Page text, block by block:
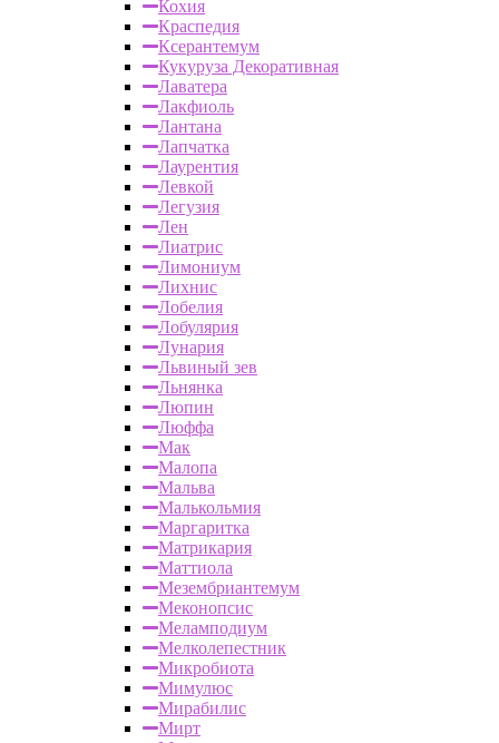
Кохия
Краспедия
Ксерантемум
Кукуруза Декоративная
Лаватера
Лакфиоль
Лантана
Лапчатка
Лаурентия
Левкой
Легузия
Лен
Лиатрис
Лимониум
Лихнис
Лобелия
Лобулярия
Лунария
Львиный зев
Льнянка
Люпин
Люффа
Мак
Малопа
Мальва
Малькольмия
Маргаритка
Матрикария
Маттиола
Мезембриантемум
Меконопсис
Меламподиум
Мелколепестник
Микробиота
Мимулюс
Мирабилис
Мирт